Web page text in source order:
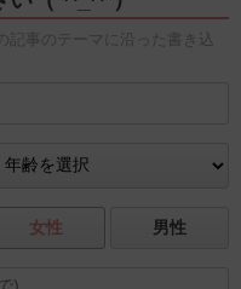
事のテーマに沿った書き込
女性 男性